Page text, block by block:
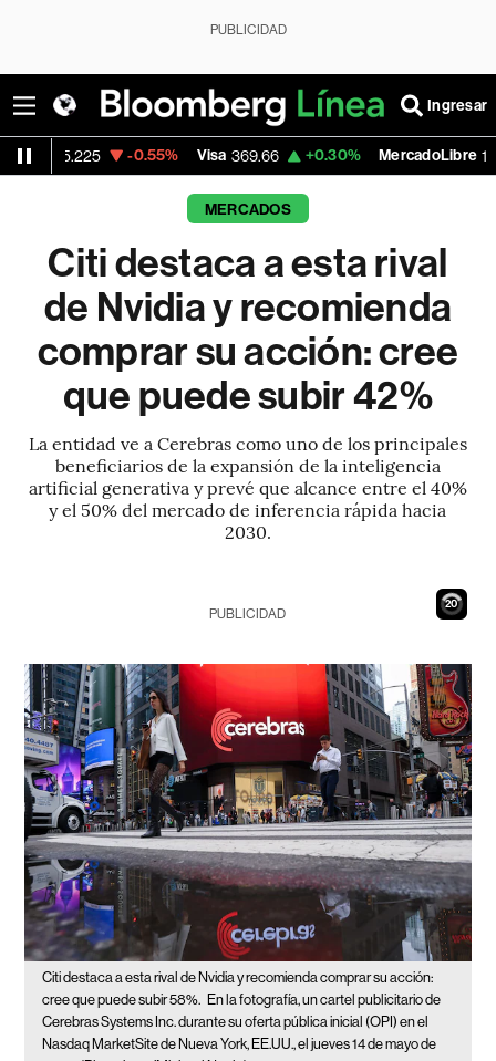
PUBLICIDAD
Ingresar
-0.55% Visa 369.66 +0.30% MercadoLibre 1,819.57 -
MERCADOS
Citi destaca a esta rival
de Nvidia y recomienda
comprar su acción: cree
que puede subir 42%
La entidad ve a Cerebras como uno de los principales
beneficiarios de la expansión de la inteligencia
artificial generativa y prevé que alcance entre el 40%
y el 50% del mercado de inferencia rápida hacia
2030.
19
PUBLICIDAD
Citi destaca a esta rival de Nvidia y recomienda comprar su acción:
cree que puede subir 58%. En la fotografía, un cartel publicitario de
Cerebras Systems Inc. durante su oferta pública inicial (OPI) en el
Nasdaq MarketSite de Nueva York, EE.UU., el jueves 14 de mayo de